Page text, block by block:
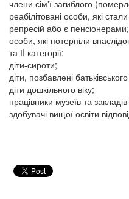
члени сімʼї загиблого
реабілітовані особи, які
репресій або є пенсіонерами;
особи, які потерпіли
та ІI категорії;
діти-сироти;
діти, позбавлені
діти дошкільного віку;
працівники музеїв та
здобувачі вищої освіти